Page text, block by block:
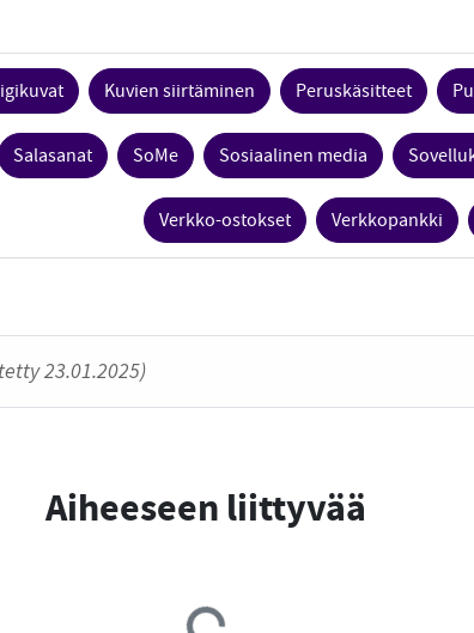
Kuvien siirtäminen Peruskäsitteet
Salasanat SoMe Sosiaalinen media
Verkko-ostokset Verkkopankki
23.01.2025)
Aiheeseen liittyvää
Loading...